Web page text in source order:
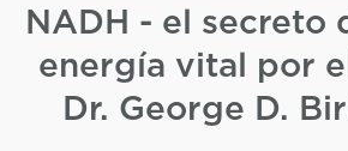
NADH - el secreto
energía vital por
Dr. George D.